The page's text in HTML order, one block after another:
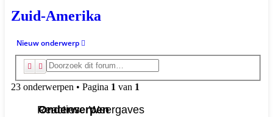
Zuid-Amerika
Nieuw onderwerp
ZoekUitgebreid zoeken
23 onderwerpen • Pagina 1 van 1
Onderwerpen
Reacties
Weergaves